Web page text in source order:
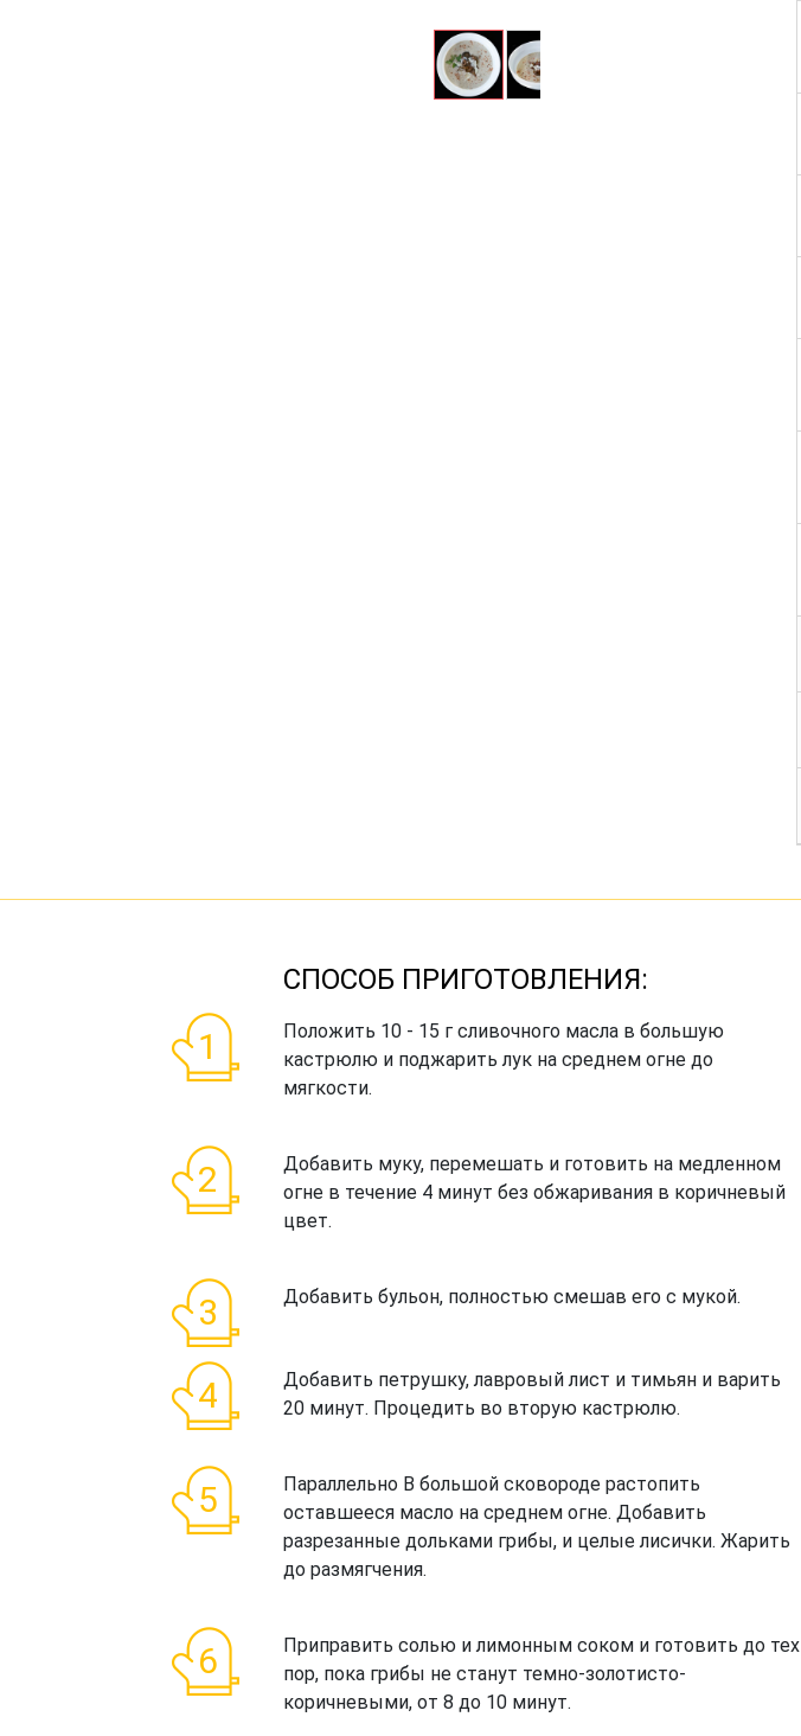
СПОСОБ ПРИГОТОВЛЕНИЯ:
Положить 10 - 15 г сливочного масла в большую
кастрюлю и поджарить лук на среднем огне до
мягкости.
Добавить муку, перемешать и готовить на медленном
огне в течение 4 минут без обжаривания в коричневый
цвет.
Добавить бульон, полностью смешав его с мукой.
Добавить петрушку, лавровый лист и тимьян и варить
20 минут. Процедить во вторую кастрюлю.
Параллельно В большой сковороде растопить
оставшееся масло на среднем огне. Добавить
разрезанные дольками грибы, и целые лисички. Жарить
до размягчения.
Приправить солью и лимонным соком и готовить до тех
пор, пока грибы не станут темно-золотисто-
коричневыми, от 8 до 10 минут.